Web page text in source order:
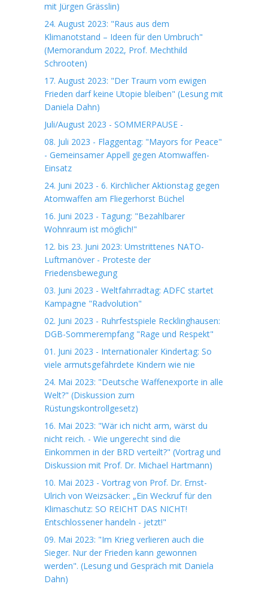
mit Jürgen Grässlin)
24. August 2023: "Raus aus dem
Klimanotstand – Ideen für den Umbruch"
(Memorandum 2022, Prof. Mechthild
Schrooten)
17. August 2023: "Der Traum vom ewigen
Frieden darf keine Utopie bleiben" (Lesung mit
Daniela Dahn)
Juli/August 2023 - SOMMERPAUSE -
08. Juli 2023 - Flaggentag: "Mayors for Peace"
- Gemeinsamer Appell gegen Atomwaffen-
Einsatz
24. Juni 2023 - 6. Kirchlicher Aktionstag gegen
Atomwaffen am Fliegerhorst Büchel
16. Juni 2023 - Tagung: "Bezahlbarer
Wohnraum ist möglich!"
12. bis 23. Juni 2023: Umstrittenes NATO-
Luftmanöver - Proteste der
Friedensbewegung
03. Juni 2023 - Weltfahrradtag: ADFC startet
Kampagne "Radvolution"
02. Juni 2023 - Ruhrfestspiele Recklinghausen:
DGB-Sommerempfang "Rage und Respekt"
01. Juni 2023 - Internationaler Kindertag: So
viele armutsgefährdete Kindern wie nie
24. Mai 2023: "Deutsche Waffenexporte in alle
Welt?" (Diskussion zum
Rüstungskontrollgesetz)
16. Mai 2023: "Wär ich nicht arm, wärst du
nicht reich. - Wie ungerecht sind die
Einkommen in der BRD verteilt?" (Vortrag und
Diskussion mit Prof. Dr. Michael Hartmann)
10. Mai 2023 - Vortrag von Prof. Dr. Ernst-
Ulrich von Weizsäcker: „Ein Weckruf für den
Klimaschutz: SO REICHT DAS NICHT!
Entschlossener handeln - jetzt!"
09. Mai 2023: "Im Krieg verlieren auch die
Sieger. Nur der Frieden kann gewonnen
werden". (Lesung und Gespräch mit Daniela
Dahn)